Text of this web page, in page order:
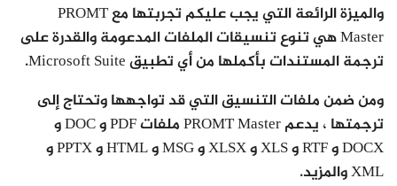
والميزة الرائعة التي يجب عليكم تجربتها مع PROMT
Master هي تنوع تنسيقات الملفات المدعومة والقدرة على
ترجمة المستندات بأكملها من أي تطبيق Microsoft Suite.
ومن ضمن ملفات التنسيق التي قد تواجهها وتحتاج إلى
ترجمتها ، يدعم PROMT Master ملفات PDF و DOC و
DOCX و RTF و XLS و XLSX و MSG و HTML و PPTX و
XML والمزيد.